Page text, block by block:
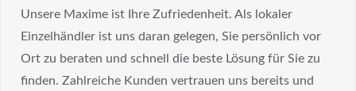
Unsere Maxime ist Ihre Zufriedenheit. Als lokaler
Einzelhändler ist uns daran gelegen, Sie persönlich vor
Ort zu beraten und schnell die beste Lösung für Sie zu
finden. Zahlreiche Kunden vertrauen uns bereits und